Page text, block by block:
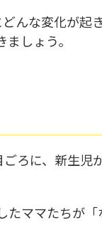
んな変化が
しょう。
ろに、新生
たママたちが